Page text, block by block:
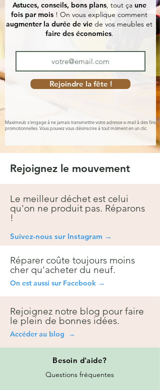
Astuces, conseils, bons plans, tout ça une
fois par mois ! On vous explique comment
augmenter la durée de vie de vos meubles et
faire des économies.
Rejoindre la fête !
Maximeub s'engage à ne jamais transmettre votre adresse e-mail à des fins
promotionnelles. Vous pouvez vous désinscrire à tout moment en un clic.
Rejoignez le mouvement
Le meilleur déchet est celui
qu'on ne produit pas. Réparons
!
Suivez-nous sur Instagram →
Réparer coûte toujours moins
cher qu'acheter du neuf.
On est aussi sur Facebook →
Rejoignez notre blog pour faire
le plein de bonnes idées.
Accéder au blog →
Besoin d'aide?
Questions fréquentes